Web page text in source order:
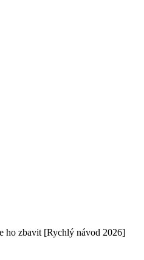
ho zbavit [Rychlý návod 2026]